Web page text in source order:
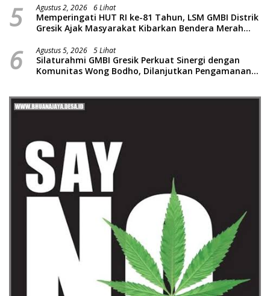
Piatu
5 Agustus 2, 2026 6 Lihat
Memperingati HUT RI ke-81 Tahun, LSM GMBI Distrik
Gresik Ajak Masyarakat Kibarkan Bendera Merah
6 Agustus 5, 2026 5 Lihat
Silaturahmi GMBI Gresik Perkuat Sinergi dengan
Komunitas Wong Bodho, Dilanjutkan Pengamanan